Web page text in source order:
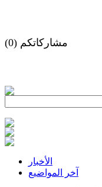
مشاركاتكم (0)
h
الأخبار
آخر المواضيع